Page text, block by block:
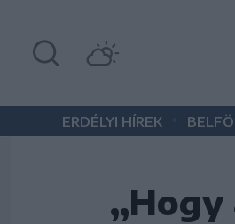
ERDÉLYI HÍREK
„Hogy